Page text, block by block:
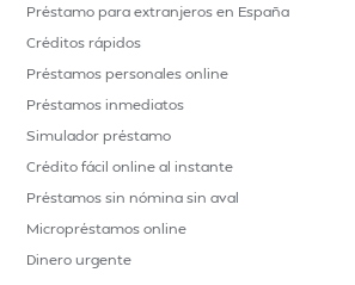
Préstamo para extranjeros en España
Créditos rápidos
Préstamos personales online
Préstamos inmediatos
Simulador préstamo
Crédito fácil online al instante
Préstamos sin nómina sin aval
Micropréstamos online
Dinero urgente